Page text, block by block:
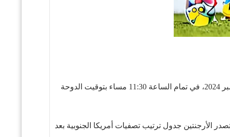
في تصفيات أمريكا الجنوبية المؤهلة لكأس العالم، والتي ستقام يوم 10 سبتمبر 2024، في تمام الساعة 11:30 مساء بتوقيت الدوحة
الأرجنتين جدول ترتيب تصفيات أمريكا الجنوبية بعد